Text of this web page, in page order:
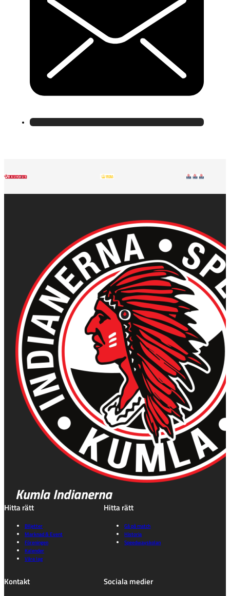
Kumla Indianerna
Hitta rätt
Biljetter
Marknad & Event
Föreningen
Kalender
Våra lag
Hitta rätt
Gå på match
Historia
Speedwayskolan
Kontakt Sociala medier